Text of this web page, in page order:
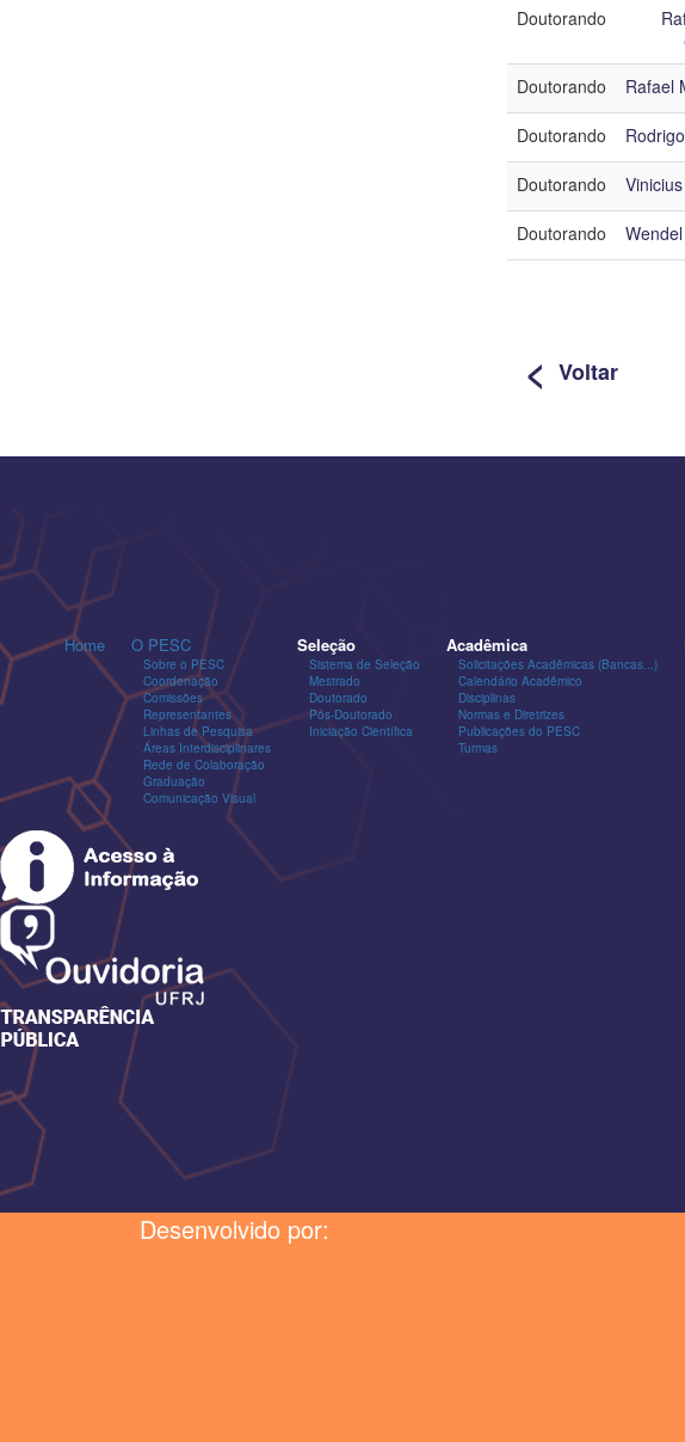
Doutorando
Doutorando Rafael
Doutorando
Doutorando
Doutorando
< Voltar
Home O PESC
Sobre o PESC
Coordenação
Comissões
Representantes
Linhas de Pesquisa
Áreas Interdisciplinares
Rede de Colaboração
Graduação
Comunicação Visual
Seleção
Sistema de Seleção
Mestrado
Doutorado
Pós-Doutorado
Iniciação Científica
Acadêmica
Solicitações Acadêmicas (Bancas...)
Calendário Acadêmico
Disciplinas
Normas e Diretrizes
Publicações do PESC
Turmas
Desenvolvido por: